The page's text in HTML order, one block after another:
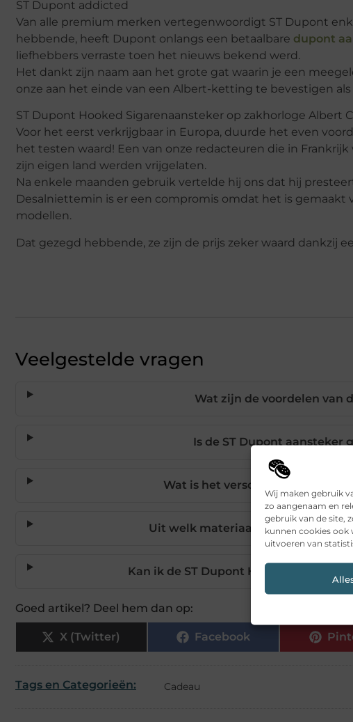
Wij maken gebruik
zo aangenaam en
gebruik van de site,
kunnen cookies ook
uitvoeren van
ST Dupont addicted
Van alle premium merken vertegenwoordigt ST Dupont
hebbende, heeft Dupont onlangs een betaalbare dupont
liefhebbers verraste toen het nieuws bekend werd.
Het dankt zijn naam aan het grote gat waarin je een
onze aan het einde van een Albert-ketting te bevestigen
ST Dupont Hooked Sigarenaansteker op zakhorloge Albert
Voor het eerst verkrijgbaar in Europa, duurde het even
het testen waard! Een van onze redacteuren die in
zijn eigen land werden vrijgelaten.
Na enkele maanden gebruik vertelde hij ons dat hij
Desalniettemin is er een compromis omdat het is
modellen.
Dat gezegd hebbende, ze zijn de prijs zeker waard dankzij
Veelgestelde vragen
Wat zijn de voordelen van
Is de ST Dupont aansteker
Wat is het verschil tussen de
Uit welk materiaal is de
Kan ik de ST Dupont Hooked
Goed artikel? Deel hem dan op:
X (Twitter) Facebook
Tags en Categorieën: Cadeau